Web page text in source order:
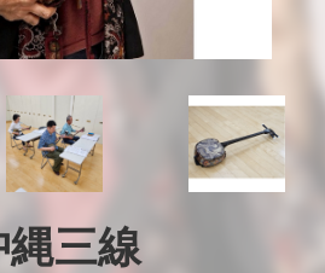
縄三線